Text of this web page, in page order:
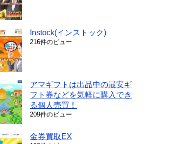
Instock(インストック)
216件のビュー
アマギフトは出品中の最安ギ
フト券などを気軽に購入でき
る個人売買！
209件のビュー
金券買取EX